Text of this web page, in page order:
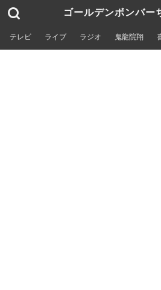
ゴールデンボンバー
テレビ ライブ ラジオ 鬼龍院翔